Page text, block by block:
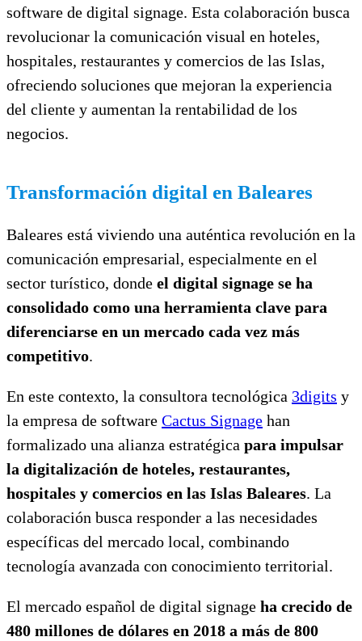
software de digital signage. Esta colaboración busca
revolucionar la comunicación visual en hoteles,
hospitales, restaurantes y comercios de las Islas,
ofreciendo soluciones que mejoran la experiencia
del cliente y aumentan la rentabilidad de los
negocios.
Transformación digital en Baleares
Baleares está viviendo una auténtica revolución en la
comunicación empresarial, especialmente en el
sector turístico, donde el digital signage se ha
consolidado como una herramienta clave para
diferenciarse en un mercado cada vez más
competitivo.
En este contexto, la consultora tecnológica 3digits y
la empresa de software Cactus Signage han
formalizado una alianza estratégica para impulsar
la digitalización de hoteles, restaurantes,
hospitales y comercios en las Islas Baleares. La
colaboración busca responder a las necesidades
específicas del mercado local, combinando
tecnología avanzada con conocimiento territorial.
El mercado español de digital signage ha crecido de
480 millones de dólares en 2018 a más de 800